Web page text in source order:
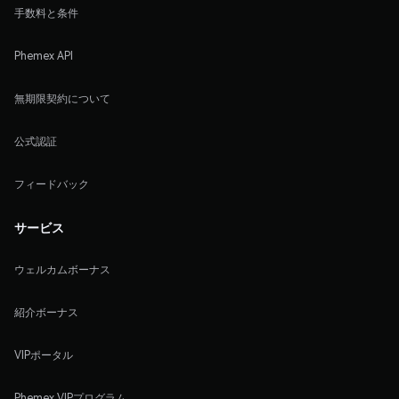
手数料と条件
Phemex API
無期限契約について
公式認証
フィードバック
サービス
ウェルカムボーナス
紹介ボーナス
VIPポータル